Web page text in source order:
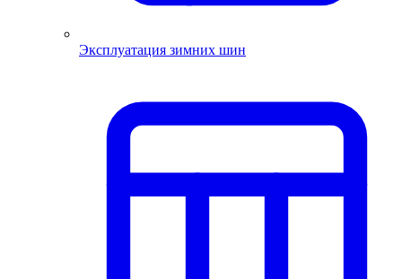
Эксплуатация зимних шин